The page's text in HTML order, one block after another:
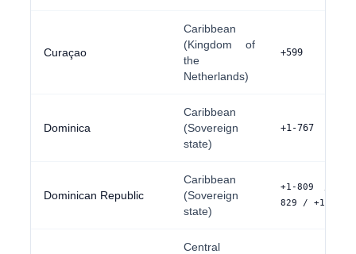
Curaçao
Caribbean
(Kingdom of
the
Netherlands)
+599
Dominica
Caribbean
(Sovereign
state)
+1-767
Dominican Republic
Caribbean
(Sovereign
state)
+1-809 / +1-
829 / +1-849
Central